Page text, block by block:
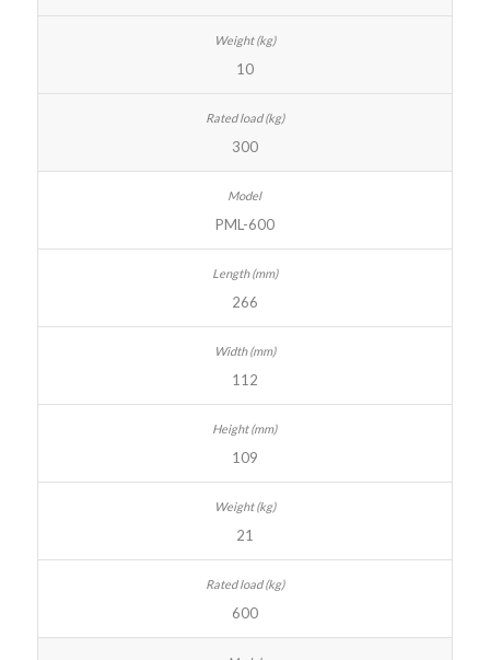
10
300
PML-600
266
112
109
21
600